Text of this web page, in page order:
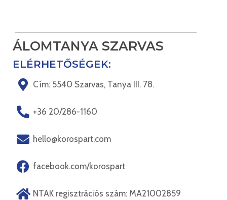
ÁLOMTANYA SZARVAS
ELÉRHETŐSÉGEK:
Cím: 5540 Szarvas, Tanya III. 78.
+36 20/286-1160
hello@korospart.com
facebook.com/korospart
NTAK regisztrációs szám: MA21002859